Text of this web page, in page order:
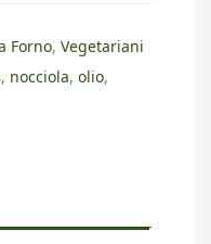
Forno, Vegetariani
, nocciola, olio,